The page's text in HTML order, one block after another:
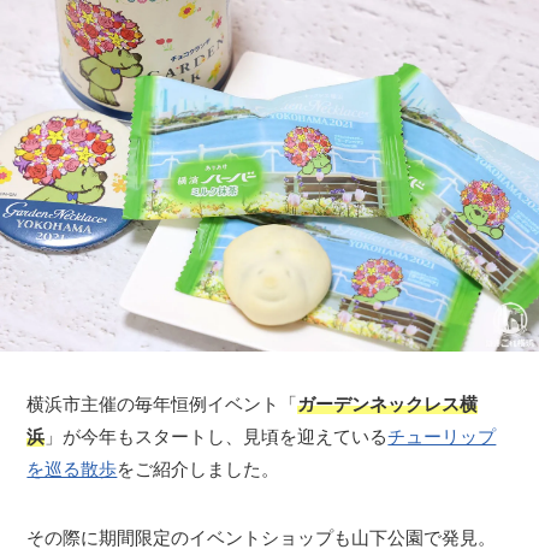
横浜市主催の毎年恒例イベント「ガーデンネックレス横
浜 」が今年もスタートし、見頃を迎えているチューリップ
を巡る散歩をご紹介しました。
その際に期間限定のイベントショップも山下公園で発見。